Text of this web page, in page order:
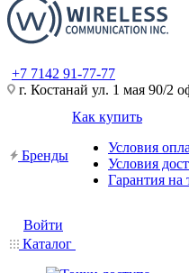
+7 7142 91-77-77
г. Костанай ул. 1 мая 90/2
Бренды
Как купить
Условия
Условия
Гарантия на
Войти
Каталог